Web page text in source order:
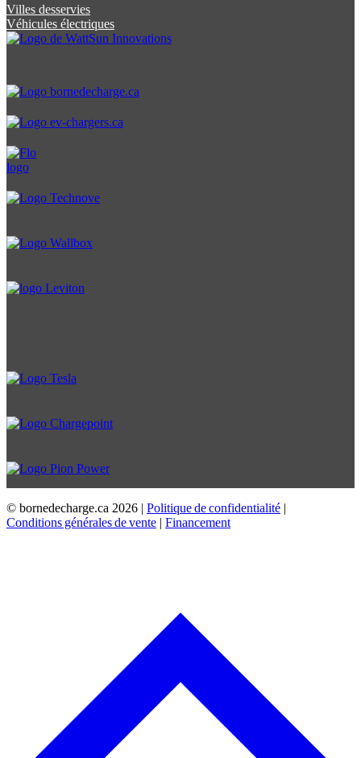
Villes desservies
Véhicules électriques
© bornedecharge.ca 2026 | Politique de confidentialité |
Conditions générales de vente | Financement